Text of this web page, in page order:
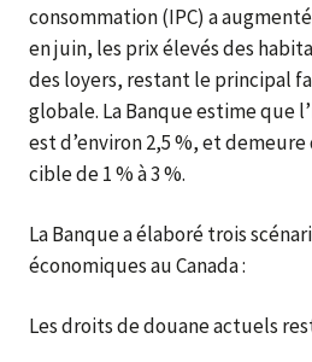
consommation (IPC) a
en juin, les prix élevés des
des loyers, restant le principal
globale. La Banque estime que
est d’environ 2,5 %, et
cible de 1 % à 3 %.
La Banque a élaboré trois
économiques au Canada :
Les droits de douane actuels